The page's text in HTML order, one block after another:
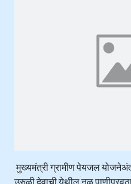
मुख्यमंत्री ग्रामीण पेयजल